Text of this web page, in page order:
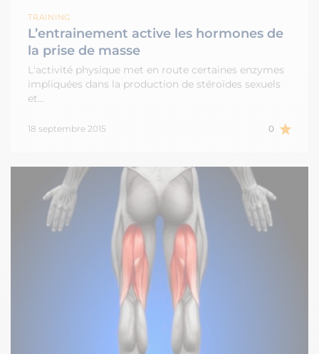
TRAINING
L’entrainement active les hormones de
la prise de masse
L'activité physique met en route certaines enzymes
impliquées dans la production de stéroïdes sexuels
et…
18 septembre 2015 0